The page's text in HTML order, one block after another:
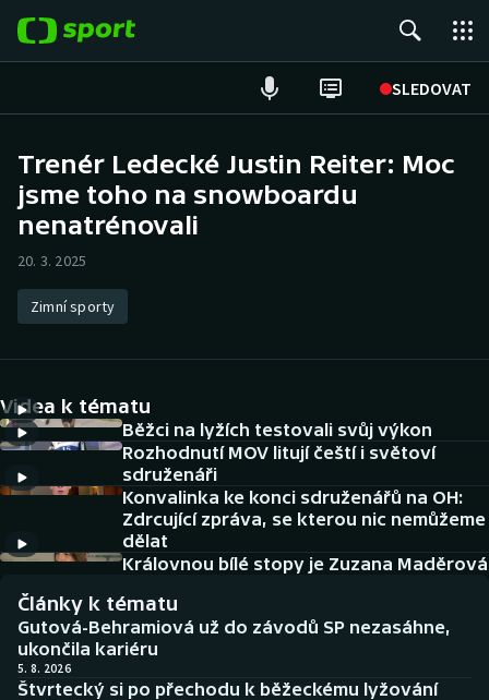
SLEDOVAT
Hokej
Atletika
DALŠÍ SPORTY
Americký fotbal
Baseball a softbal
Basketbal
Biatlon
Boby a skeleton
NEPŘEHLÉDNĚTE
Historické návraty
Aplikace ČT sport
AZ kvíz
Trenér Ledecké Justin Reiter: Moc
jsme toho na snowboardu
nenatrénovali
20. 3. 2025
Zimní sporty
Videa k tématu
Běžci na lyžích testovali svůj výkon
Rozhodnutí MOV litují čeští i světoví
sdruženáři
Konvalinka ke konci sdruženářů na OH:
Zdrcující zpráva, se kterou nic nemůžeme
dělat
Královnou bílé stopy je Zuzana Maděrová
Články k tématu
Gutová-Behramiová už do závodů SP nezasáhne,
ukončila kariéru
5. 8. 2026
Štvrtecký si po přechodu k běžeckému lyžování